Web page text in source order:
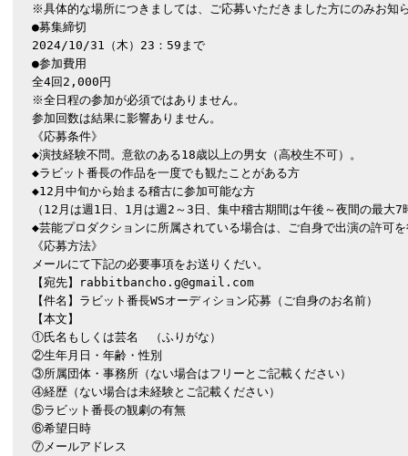
※具体的な場所につきましては、ご応募いただきました方にのみお知
●募集締切
2024/10/31（木）23：59まで
●参加費用
全4回2,000円
※全日程の参加が必須ではありません。
参加回数は結果に影響ありません。
《応募条件》
◆演技経験不問。意欲のある18歳以上の男女（高校生不可）。
◆ラビット番長の作品を一度でも観たことがある方
◆12月中旬から始まる稽古に参加可能な方
（12月は週1日、1月は週2～3日、集中稽古期間は午後～夜間の最大7
◆芸能プロダクションに所属されている場合は、ご自身で出演の許可
《応募方法》
メールにて下記の必要事項をお送りくだい。
【宛先】
rabbitbancho.g@gmail.com
【件名】ラビット番長WSオーディション応募（ご自身のお名前）
【本文】
①氏名もしくは芸名　（ふりがな）
②生年月日・年齢・性別
③所属団体・事務所（ない場合はフリーとご記載ください）
④経歴（ない場合は未経験とご記載ください）
⑤ラビット番長の観劇の有無
⑥希望日時
⑦メールアドレス